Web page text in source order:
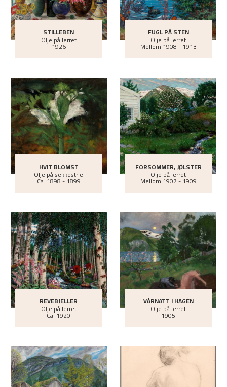
STILLEBEN
Olje på lerret
1926
FUGL PÅ STEN
Olje på lerret
Mellom 1908 - 1913
HVIT BLOMST
Olje på sekkestrie
Ca. 1898 - 1899
FORSOMMER, JØLSTER
Olje på lerret
Mellom1907 - 1909
REVEBJELLER
Olje på lerret
Ca.1920
VÅRNATT I HAGEN
Olje på lerret
1905